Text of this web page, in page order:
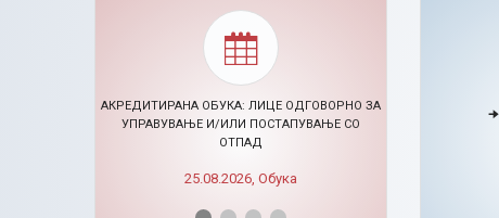
АКРЕДИТИРАНА ОБУКА: ЛИЦЕ ОДГОВОРНО ЗА
УПРАВУВАЊЕ И/ИЛИ ПОСТАПУВАЊЕ СО
ОТПАД
25.08.2026, Обука
🠊